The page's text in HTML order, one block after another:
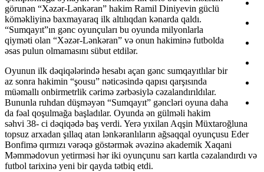
görunən “Xəzər-Lənkəran” hakim Ramil Diniyevin güclü
köməkliyinə baxmayaraq ilk altılıqdan kənarda qaldı.
“Sumqayıt”ın gənc oyunçuları bu oyunda milyonlarla
qiyməti olan “Xəzər-Lənkəran” və onun hakiminə futbolda
əsas pulun olmamasını sübut etdilər.
Oyunun ilk dəqiqələrində hesabı açan gənc sumqayıtlılar bir
az sonra hakimin “şousu” nəticəsində qapısı qarşısında
müəmallı onbirmetrlik cərimə zərbəsiylə cəzalandırıldılar.
Bununla ruhdan düşməyən “Sumqayıt” gəncləri oyuna daha
da fəal qoşulmağa başladılar. Oyunda ən gülməli hakim
səhvi 38- ci dəqiqədə baş verdi. Yerə yıxilan Aqşin Müxtaroğluna
topsuz arxadan şıllaq atan lənkəranlıların ağsaqqal oyunçusu Eder
Bonfimə qırmızı vərəqə göstərmək əvəzinə akademik Xaqani
Məmmədovun yetirməsi hər iki oyunçunu sarı kartla cəzalandırdı və
futbol tarixinə yeni bir qayda tətbiq etdi.